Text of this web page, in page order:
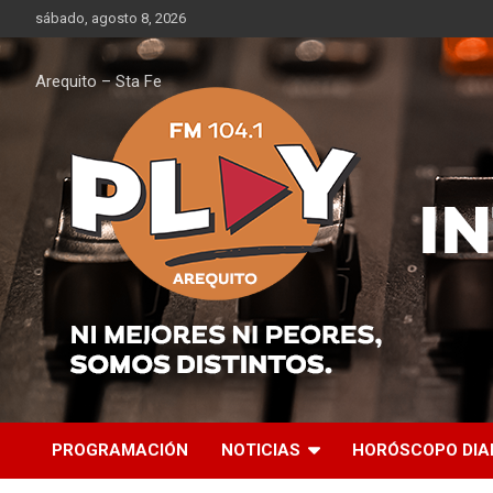
al
contenido
sábado, agosto 8, 2026
Arequito – Sta Fe
PROGRAMACIÓN NOTICIAS HORÓSCOPO